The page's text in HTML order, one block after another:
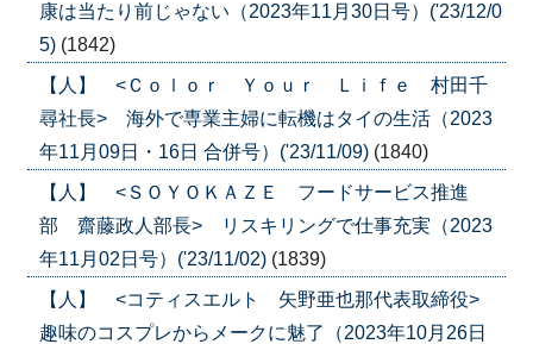
康は当たり前じゃない（2023年11月30日号）('23/12/0
5) (1842)
【人】 <Ｃｏｌｏｒ Ｙｏｕｒ Ｌｉｆｅ 村田千
尋社長> 海外で専業主婦に転機はタイの生活（2023
年11月09日・16日 合併号）('23/11/09) (1840)
【人】 <ＳＯＹＯＫＡＺＥ フードサービス推進
部 齋藤政人部長> リスキリングで仕事充実（2023
年11月02日号）('23/11/02) (1839)
【人】 <コティスエルト 矢野亜也那代表取締役>
趣味のコスプレからメークに魅了（2023年10月26日